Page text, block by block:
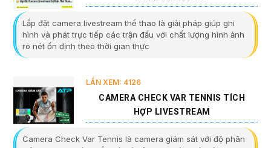
Lắp đặt camera livestream thể thao là giải pháp giúp ghi
hình và phát trực tiếp các trận đấu với chất lượng hình ảnh
rõ nét ổn định theo thời gian thực
LẦN XEM: 4126
CAMERA CHECK VAR TENNIS TÍCH
HỢP LIVESTREAM
Camera Check Var Tennis là camera giám sát với độ phân